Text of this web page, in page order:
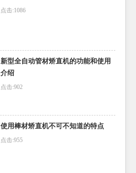
点击:1086
新型全自动管材矫直机的功能和使用
介绍
点击:902
使用棒材矫直机不可不知道的特点
点击:955